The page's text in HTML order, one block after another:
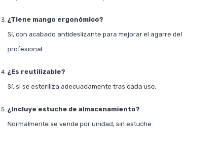
¿Tiene mango ergonómico?
Sí, con acabado antideslizante para mejorar el agarre del
profesional.
¿Es reutilizable?
Sí, si se esteriliza adecuadamente tras cada uso.
¿Incluye estuche de almacenamiento?
Normalmente se vende por unidad, sin estuche.